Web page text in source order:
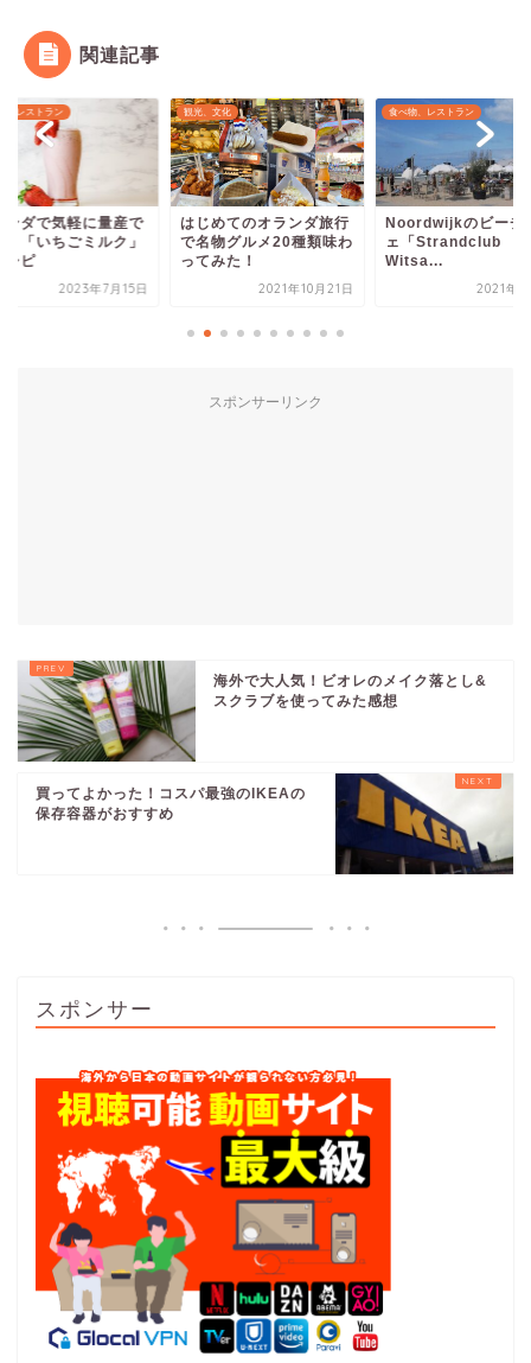
関連記事
、レストラン
ンダで気軽に量産で
！「いちごミルク」
シピ
2023年7月15日
観光、文化
はじめてのオランダ旅行
で名物グルメ20種類味わ
ってみた！
2021年10月21日
食べ物、レストラン
Noordwijkのビーチ
ェ「Strandclub
Witsa...
2021年9
スポンサーリンク
海外で大人気！ビオレのメイク落とし&
スクラブを使ってみた感想
買ってよかった！コスパ最強のIKEAの
保存容器がおすすめ
スポンサー